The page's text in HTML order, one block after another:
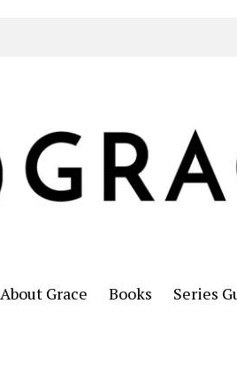
About Grace Books Series